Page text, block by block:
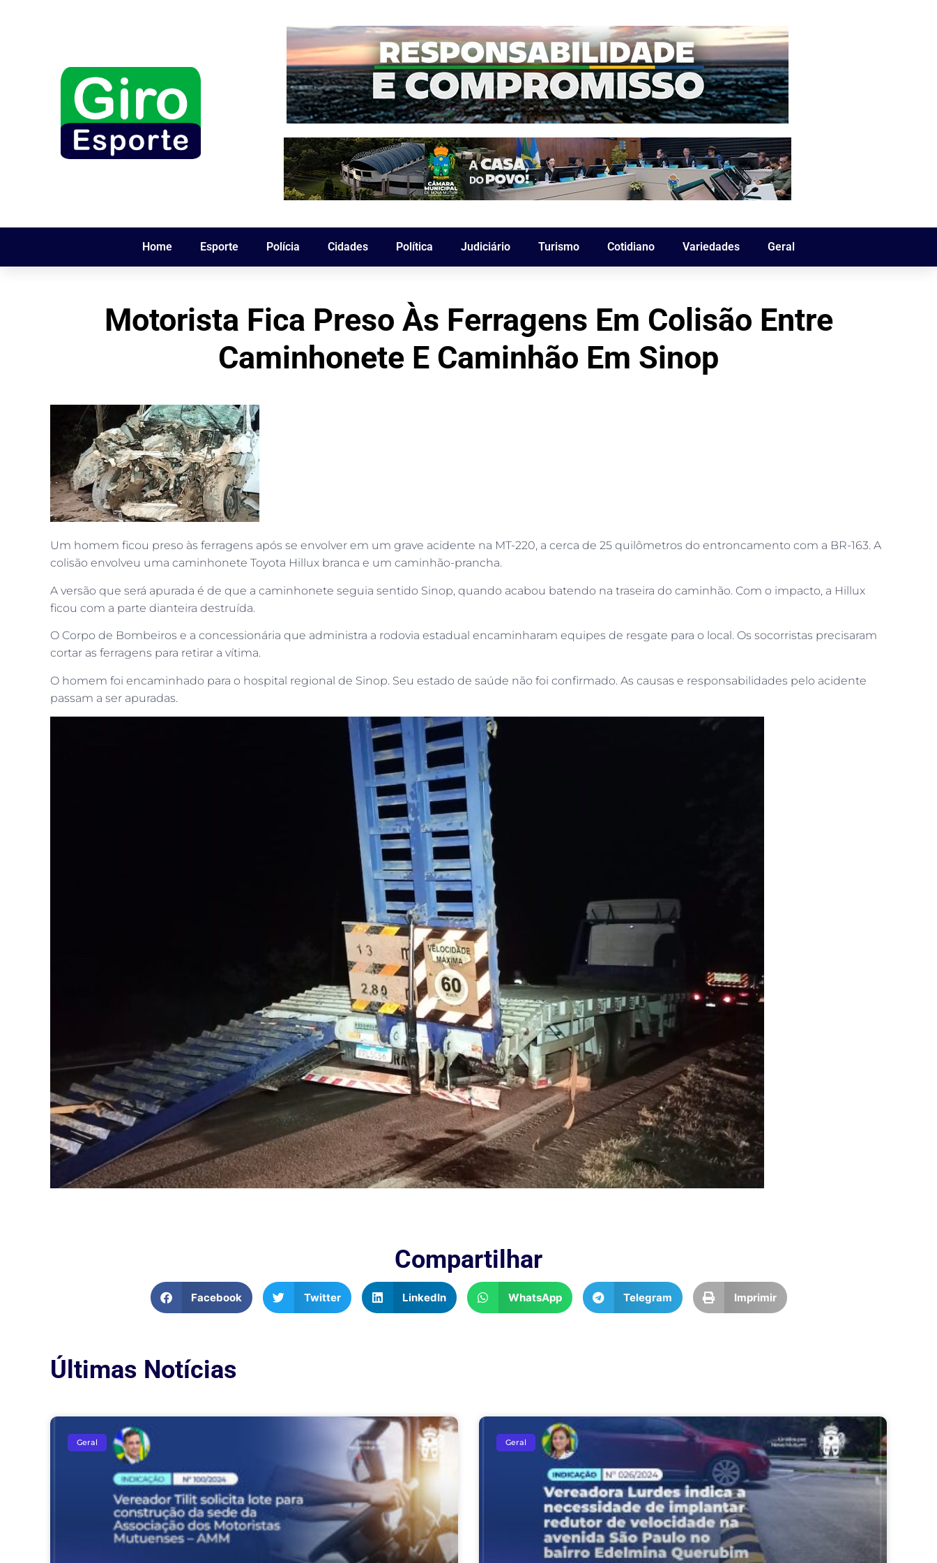
Home Esporte Polícia Cidades Política Judiciário Turismo Cotidiano Variedades Geral
Motorista Fica Preso Às Ferragens Em Colisão Entre
Caminhonete E Caminhão Em Sinop
Um homem ficou preso às ferragens após se envolver em um grave acidente na MT-220, a cerca de 25 quilômetros do entroncamento com a BR-163. A
colisão envolveu uma caminhonete Toyota Hillux branca e um caminhão-prancha.
A versão que será apurada é de que a caminhonete seguia sentido Sinop, quando acabou batendo na traseira do caminhão. Com o impacto, a Hillux
ficou com a parte dianteira destruída.
O Corpo de Bombeiros e a concessionária que administra a rodovia estadual encaminharam equipes de resgate para o local. Os socorristas precisaram
cortar as ferragens para retirar a vítima.
O homem foi encaminhado para o hospital regional de Sinop. Seu estado de saúde não foi confirmado. As causas e responsabilidades pelo acidente
passam a ser apuradas.
Compartilhar
Facebook Twitter LinkedIn WhatsApp Telegram Imprimir
Últimas Notícias
Geral Geral